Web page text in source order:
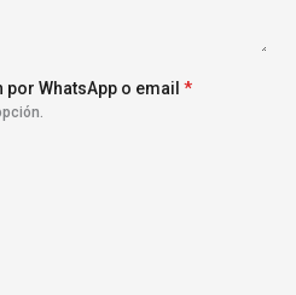
WhatsApp o email *